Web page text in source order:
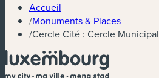
Accueil
/Monuments & Places
/Cercle Cité : Cercle Municipal